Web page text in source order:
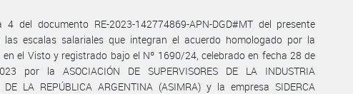
del documento RE-2023-142774869-APN-DGD#MT del presente
las escalas salariales que integran el acuerdo homologado por la
el Visto y registrado bajo el Nº 1690/24, celebrado en fecha 28 de
por la ASOCIACIÓN DE SUPERVISORES DE LA INDUSTRIA
DE LA REPÚBLICA ARGENTINA (ASIMRA) y la empresa SIDERCA